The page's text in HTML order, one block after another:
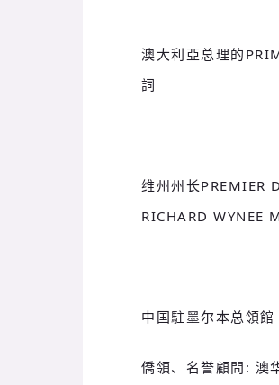
澳大利亞总理的
詞
维州州长PREMIER
RICHARD WYNEE
中国駐墨尔本总領
僑領、名誉顧問: 澳